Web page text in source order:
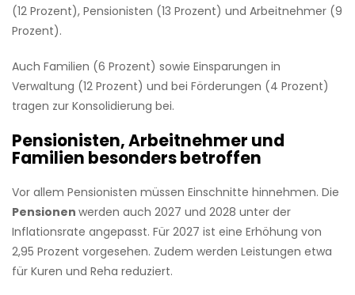
(12 Prozent), Pensionisten (13 Prozent) und Arbeitnehmer (9
Prozent).
Auch Familien (6 Prozent) sowie Einsparungen in
Verwaltung (12 Prozent) und bei Förderungen (4 Prozent)
tragen zur Konsolidierung bei.
Pensionisten, Arbeitnehmer und
Familien besonders betroffen
Vor allem Pensionisten müssen Einschnitte hinnehmen. Die
Pensionen werden auch 2027 und 2028 unter der
Inflationsrate angepasst. Für 2027 ist eine Erhöhung von
2,95 Prozent vorgesehen. Zudem werden Leistungen etwa
für Kuren und Reha reduziert.